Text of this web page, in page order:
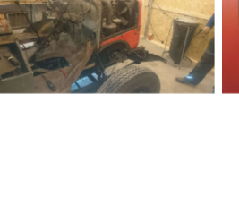
Restauration eines alten
Feuerwehrfahrzeugs der
Freiwilligen Feuerwehr
Maishofen in der Werkstatt